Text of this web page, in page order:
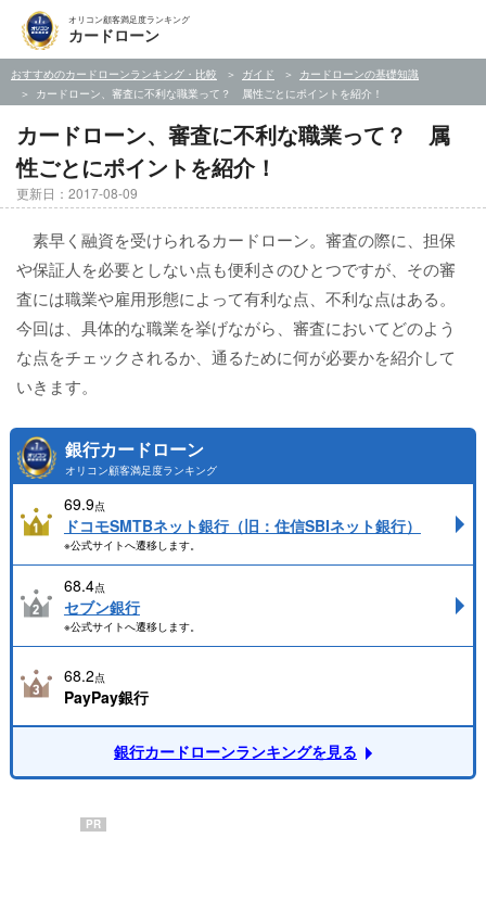
オリコン顧客満足度ランキング
カードローン
おすすめのカードローンランキング・比較 ガイド
カードローンの基礎知識
カードローン、審査に不利な職業って？ 属性ごとにポイントを紹介！
カードローン、審査に不利な職業って？ 属
性ごとにポイントを紹介！
更新日：2017-08-09
素早く融資を受けられるカードローン。審査の際に、担保
や保証人を必要としない点も便利さのひとつですが、その審
査には職業や雇用形態によって有利な点、不利な点はある。
今回は、具体的な職業を挙げながら、審査においてどのよう
な点をチェックされるか、通るために何が必要かを紹介して
いきます。
銀行カードローン
オリコン顧客満足度ランキング
69.9点
ドコモSMTBネット銀行（旧：住信SBIネット銀行）
※公式サイトへ遷移します。
68.4点
セブン銀行
※公式サイトへ遷移します。
68.2点
PayPay銀行
銀行カードローンランキングを見る
PR